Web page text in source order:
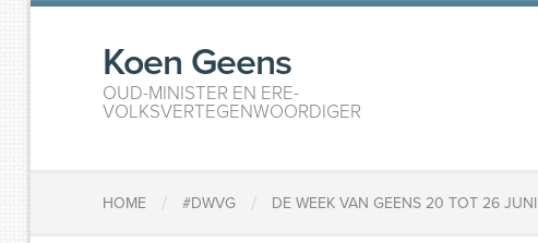
Koen Geens
OUD-MINISTER EN ERE-
VOLKSVERTEGENWOORDIGER
HOME / #DWVG / DE WEEK VAN GEENS 20 TOT 26 JUNI